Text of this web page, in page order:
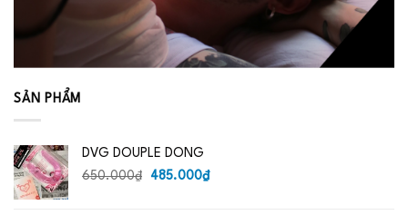
SẢN PHẨM
DVG DOUPLE DONG
650.000₫
Giá
485.000₫Giá